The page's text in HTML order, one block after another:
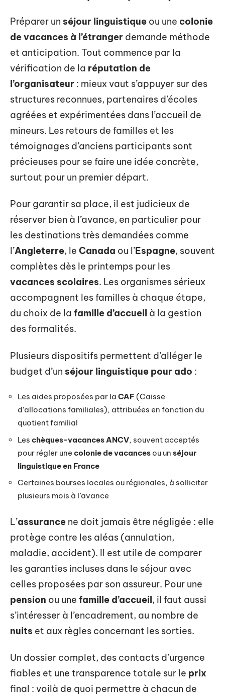
Préparer un séjour linguistique ou une colonie
de vacances à l’étranger demande méthode
et anticipation. Tout commence par la
vérification de la réputation de
l’organisateur : mieux vaut s’appuyer sur des
structures reconnues, partenaires d’écoles
agréées et expérimentées dans l’accueil de
mineurs. Les retours de familles et les
témoignages d’anciens participants sont
précieuses pour se faire une idée concrète,
surtout pour un premier départ.
Pour garantir sa place, il est judicieux de
réserver bien à l’avance, en particulier pour
les destinations très demandées comme
l’Angleterre, le Canada ou l’Espagne, souvent
complètes dès le printemps pour les
vacances scolaires. Les organismes sérieux
accompagnent les familles à chaque étape,
du choix de la famille d’accueil à la gestion
des formalités.
Plusieurs dispositifs permettent d’alléger le
budget d’un séjour linguistique pour ado :
Les aides proposées par la CAF (Caisse
d’allocations familiales), attribuées en fonction du
quotient familial
Les chèques-vacances ANCV, souvent acceptés
pour régler une colonie de vacances ou un séjour
linguistique en France
Certaines bourses locales ou régionales, à solliciter
plusieurs mois à l’avance
L’assurance ne doit jamais être négligée : elle
protège contre les aléas (annulation,
maladie, accident). Il est utile de comparer
les garanties incluses dans le séjour avec
celles proposées par son assureur. Pour une
pension ou une famille d’accueil, il faut aussi
s’intéresser à l’encadrement, au nombre de
nuits et aux règles concernant les sorties.
Un dossier complet, des contacts d’urgence
fiables et une transparence totale sur le prix
final : voilà de quoi permettre à chacun de